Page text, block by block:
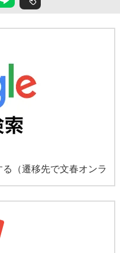
る
（遷移先で文春オンラ